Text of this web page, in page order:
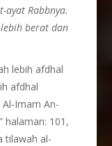
Rabbnya.
berat dan
lebih afdhal
afdhal
Imam An-
halaman: 101,
tilawah al-